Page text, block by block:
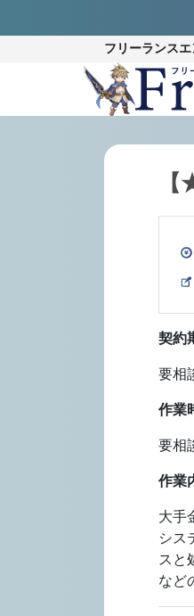
フリーランス
契約
要相
作業
要相
作業
大手
シス
スと
など